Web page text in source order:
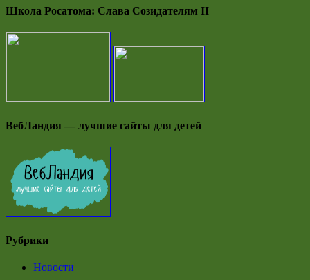
Школа Росатома: Слава Созидателям II
ВебЛандия — лучшие сайты для детей
Рубрики
Новости